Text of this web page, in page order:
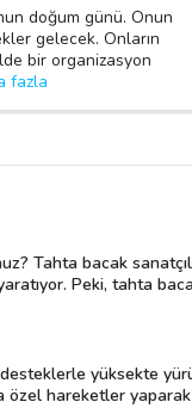
doğum günü. Onun
gelecek. Onların
bir organizasyon
fazla
Tahta bacak
Peki, tahta
yüksekte
hareketler